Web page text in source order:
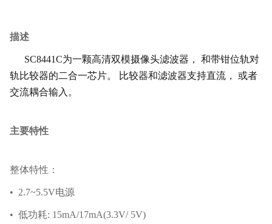
描述
SC8441C为一颗高清双模摄像头滤波器， 和带钳位轨对
轨比较器的二合一芯片。 比较器和滤波器支持直流， 或者
交流耦合输入。
主要特性
整体特性：
• 2.7~5.5V电源
• 低功耗: 15mA/17mA(3.3V/ 5V)